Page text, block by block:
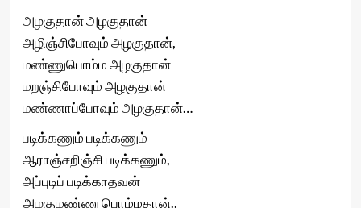
அழகுதான் அழகுதான்
அழிஞ்சிபோவும் அழகுதான்,
மண்ணுபொம்ம அழகுதான்
மறஞ்சிபோவும் அழகுதான்
மண்ணாப்போவும் அழகுதான்…
படிக்கணும் படிக்கணும்
ஆராஞ்சறிஞ்சி படிக்கணும்,
அப்புடிப் படிக்காதவன்
அழகுமண்ணு பொம்மதான்..